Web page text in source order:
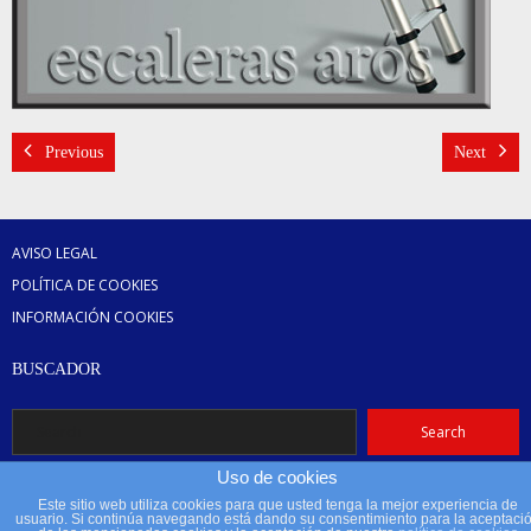
Previous Next
AVISO LEGAL
POLÍTICA DE COOKIES
INFORMACIÓN COOKIES
BUSCADOR
Uso de cookies
Este sitio web utiliza cookies para que usted tenga la mejor experiencia de
usuario. Si continúa navegando está dando su consentimiento para la